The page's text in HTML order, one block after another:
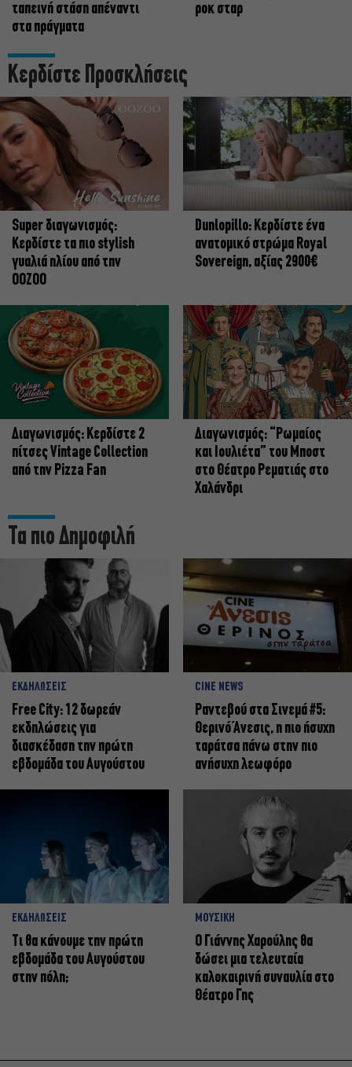
ταπεινή στάση απέναντι
στα πράγματα
ροκ σταρ
Κερδίστε Προσκλήσεις
Super διαγωνισμός:
Κερδίστε τα πιο stylish
γυαλιά ηλίου από την
OOZOO
Dunlopillo: Κερδίστε ένα
ανατομικό στρώμα Royal
Sovereign, αξίας 2900€
Διαγωνισμός: Κερδίστε 2
πίτσες Vintage Collection
από την Pizza Fan
Διαγωνισμός: “Ρωμαίος
και Ιουλιέτα” του Μποστ
στο Θέατρο Ρεματιάς στο
Χαλάνδρι
Τα πιο Δημοφιλή
ΕΚΔΗΛΩΣΕΙΣ
Free City: 12 δωρεάν
εκδηλώσεις για
διασκέδαση την πρώτη
εβδομάδα του Αυγούστου
CINE NEWS
Ραντεβού στα Σινεμά #5:
Θερινό Άνεσις, η πιο ήσυχη
ταράτσα πάνω στην πιο
ανήσυχη λεωφόρο
ΕΚΔΗΛΩΣΕΙΣ
Τι θα κάνουμε την πρώτη
εβδομάδα του Αυγούστου
στην πόλη;
ΜΟΥΣΙΚΗ
Ο Γιάννης Χαρούλης θα
δώσει μια τελευταία
καλοκαιρινή συναυλία στο
Θέατρο Γης